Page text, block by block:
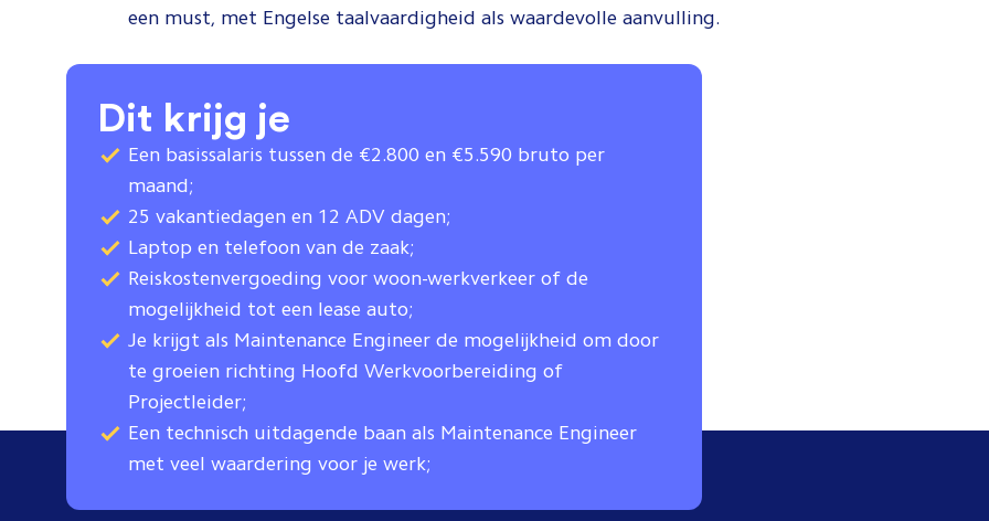
een must, met Engelse taalvaardigheid als waardevolle aanvulling.
Dit krijg je
Een basissalaris tussen de €2.800 en €5.590 bruto per
maand;
25 vakantiedagen en 12 ADV dagen;
Laptop en telefoon van de zaak;
Reiskostenvergoeding voor woon-werkverkeer of de
mogelijkheid tot een lease auto;
Je krijgt als Maintenance Engineer de mogelijkheid om door
te groeien richting Hoofd Werkvoorbereiding of
Projectleider;
Een technisch uitdagende baan als Maintenance Engineer
met veel waardering voor je werk;